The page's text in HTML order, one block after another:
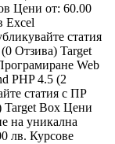
Цени от: 60.00
Excel
статия
Отзива) Target
Web
PHP 4.5 (2
статия с ПР
Target Box Цени
на уникална
лв. Курсове